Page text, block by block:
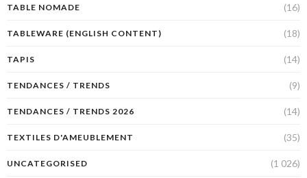
TABLE NOMADE (16)
TABLEWARE (ENGLISH CONTENT) (18)
TAPIS (14)
TENDANCES / TRENDS (9)
TENDANCES / TRENDS 2026 (14)
TEXTILES D'AMEUBLEMENT (35)
UNCATEGORISED (1 026)